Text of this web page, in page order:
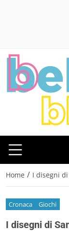
Home / I disegni
Cronaca Giochi
I disegni di